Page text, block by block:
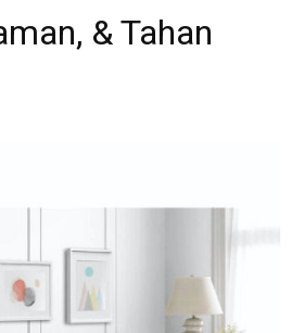
& Tahan